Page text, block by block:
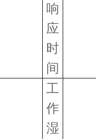
响
应
时
间
工
作
湿